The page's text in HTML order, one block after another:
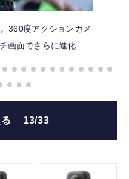
360度アクションカメ
画面でさらに進化
13/33